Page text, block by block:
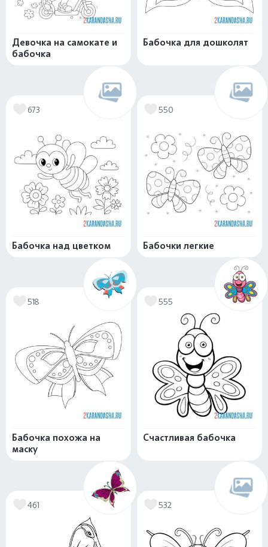
Девочка на самокате и
бабочка
Бабочка для дошколят
673
Бабочка над цветком
550
Бабочки легкие
518
Бабочка похожа на
маску
555
Счастливая бабочка
461 532